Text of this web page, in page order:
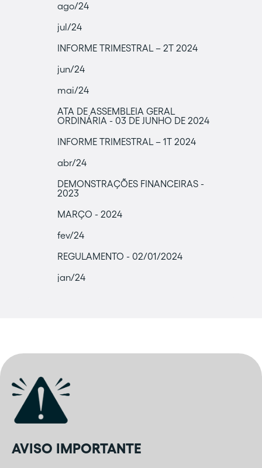
ago/24
jul/24
INFORME TRIMESTRAL – 2T 2024
jun/24
mai/24
ATA DE ASSEMBLEIA GERAL
ORDINÁRIA - 03 DE JUNHO DE 2024
INFORME TRIMESTRAL – 1T 2024
abr/24
DEMONSTRAÇÕES FINANCEIRAS -
2023
MARÇO - 2024
fev/24
REGULAMENTO - 02/01/2024
jan/24
AVISO IMPORTANTE